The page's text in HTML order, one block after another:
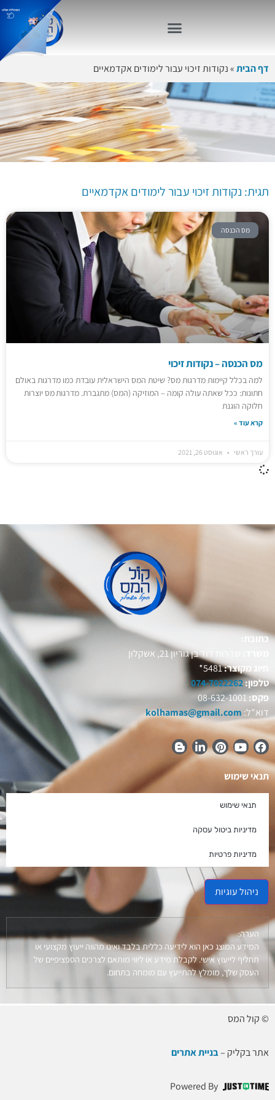
דף הבית»נקודות זיכוי עבור לימודים אקדמאיים
תגית: נקודות זיכוי עבור לימודים אקדמאיים
מס הכנסה
מס הכנסה – נקודות זיכוי
למה בכלל קיימות מדרגות מס? שיטת המס הישראלית עובדת כמו מדרגות באולם
חתונות: ככל שאתה עולה קומה – המוזיקה (המס) מתגברת. מדרגות מס יוצרות
חלוקה הוגנת
קרא עוד »
עורך ראשי אוגוסט 26, 2021
כתובת:
משרד:
שדרות דוד בן גוריון 21, אשקלון
חיוג מקוצר:5481*
טלפון:074-7022262
פקס:08-632-1001
דוא"ל: kolhamas@gmail.com
תנאי שימוש
תנאי שימוש
מדיניות ביטול עסקה
מדיניות פרטיות
ניהול עוגיות
הערה:
המידע המוצג כאן הוא לידיעה כללית בלבד ואינו מהווה ייעוץ מקצועי או
תחליף לייעוץ אישי. לקבלת מידע או ליווי מותאם לצרכים הספציפיים של
העסק שלך, מומלץ להתייעץ עם מומחה בתחום.
© קול המס
אתר בקליק –בניית אתרים
Powered By